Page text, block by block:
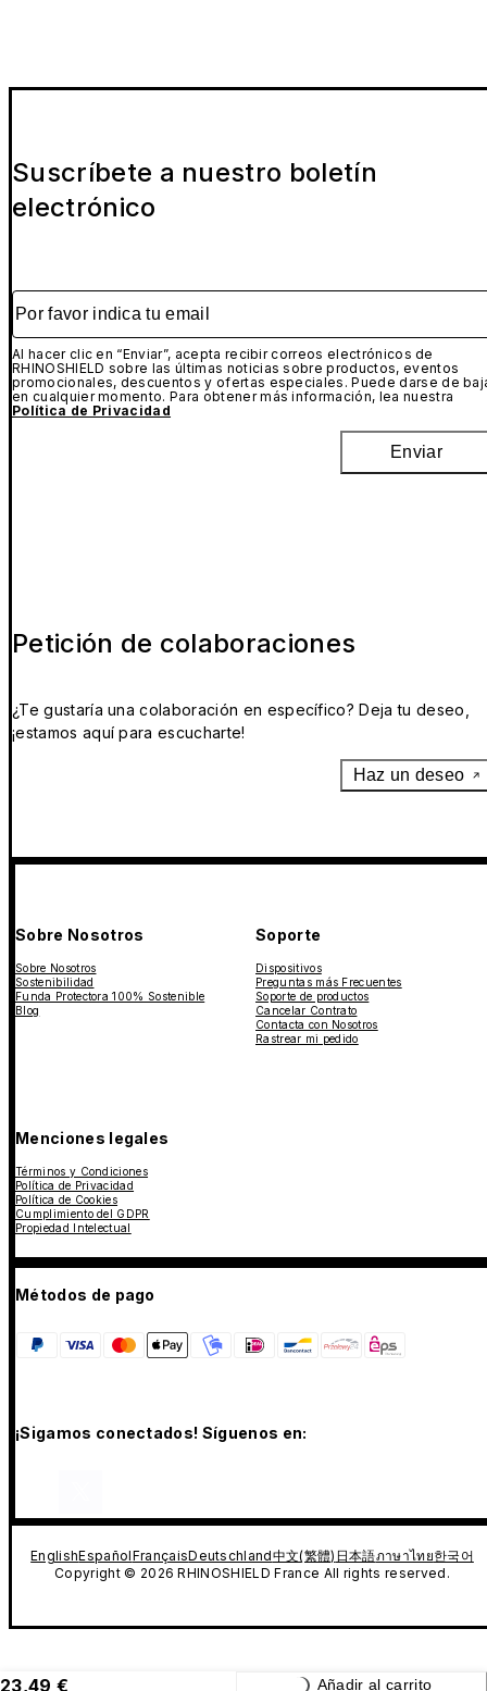
23,49 € Añadir al carrito
Suscríbete a nuestro boletín
electrónico
Por favor indica tu email
Al hacer clic en “Enviar”, acepta recibir correos electrónicos de
RHINOSHIELD sobre las últimas noticias sobre productos, eventos
promocionales, descuentos y ofertas especiales. Puede darse de
en cualquier momento. Para obtener más información, lea nuestra
Política de Privacidad
Enviar
Petición de colaboraciones
¿Te gustaría una colaboración en específico? Deja tu deseo,
¡estamos aquí para escucharte!
Haz un deseo
Sobre Nosotros
Sobre Nosotros
Sostenibilidad
Funda Protectora 100% Sostenible
Blog
Soporte
Dispositivos
Preguntas más Frecuentes
Soporte de productos
Cancelar Contrato
Contacta con Nosotros
Rastrear mi pedido
Menciones legales
Términos y Condiciones
Política de Privacidad
Política de Cookies
Cumplimiento del GDPR
Propiedad Intelectual
Métodos de pago
¡Sigamos conectados! Síguenos en:
EnglishEspañolFrançaisDeutschland中文(繁體) 日本語ภาษาไทย한국어
Copyright © 2026 RHINOSHIELD France All rights reserved.